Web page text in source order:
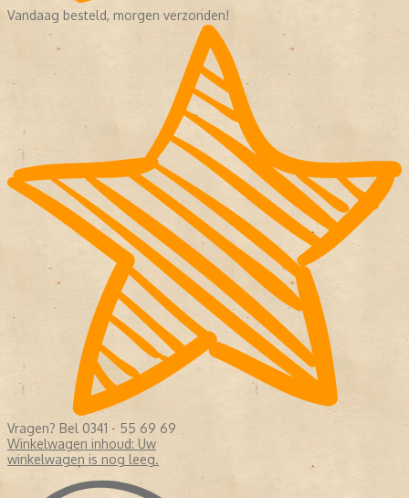
Vandaag besteld, morgen verzonden!
Vragen? Bel 0341 - 55 69 69
Winkelwagen inhoud: Uw
winkelwagen is nog leeg.